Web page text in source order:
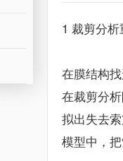
1 裁剪分
在膜结构
在裁剪分
拟出失去
模型中，